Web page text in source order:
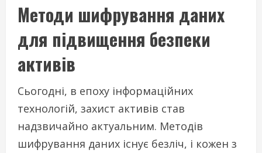
Методи шифрування даних
для підвищення безпеки
активів
Сьогодні, в епоху інформаційних
технологій, захист активів став
надзвичайно актуальним. Методів
шифрування даних існує безліч, і кожен з